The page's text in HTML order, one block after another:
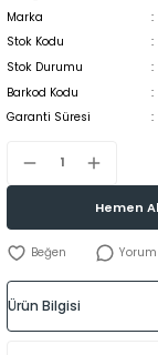
Marka
Stok Kodu
Stok Durumu
Barkod Kodu
Garanti Süresi
Hemen Al
Ürün Bilgisi